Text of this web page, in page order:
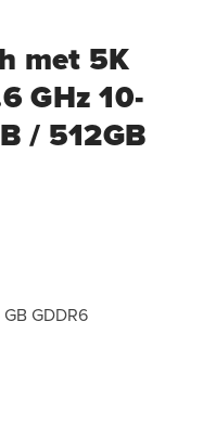
met 5K
GHz 10-
/ 512GB
GDDR6